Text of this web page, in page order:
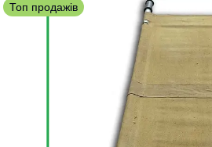
Топ продажів